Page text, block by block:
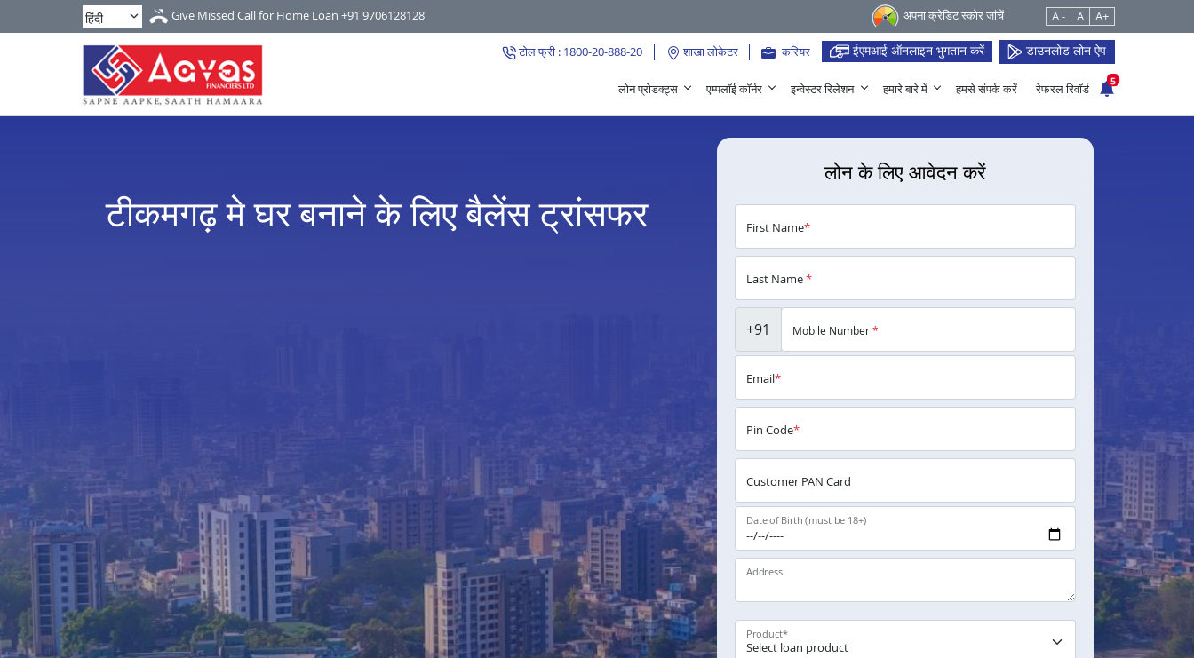
Give Missed Call for Home Loan +91 9706128128 अपना क्रेडिट स्कोर जांचें A - A A+
टोल फ्री : 1800-20-888-20 शाखा लोकेटर करियर ईएमआई ऑनलाइन भुगतान करें डाउनलोड लोन ऐप
लोन प्रोडक्ट्स एम्पलॉई कॉर्नर इन्वेस्टर रिलेशन हमारे बारे में हमसे संपर्क करें रेफरल रिवॉर्ड
5
टीकमगढ़ मे घर बनाने के लिए बैलेंस ट्रांसफर
लोन के लिए आवेदन करें
First Name*
Last Name*
+91 Mobile Number*
Email*
Pin Code*
Customer PAN Card
Date of Birth (must be 18+)
Address
Product*